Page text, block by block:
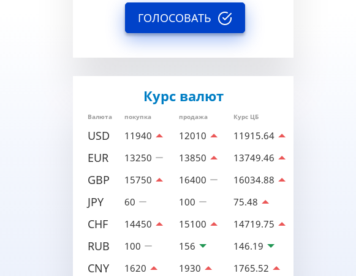
ГОЛОСОВАТЬ
Курс валют
Валюта покупка продажа Курс ЦБ
USD 11940 12010 11915.64
EUR 13250 13850 13749.46
GBP 15750 16400 16034.88
JPY 60 100 75.48
CHF 14450 15100 14719.75
RUB 100 156 146.19
CNY 1620 1930 1765.52